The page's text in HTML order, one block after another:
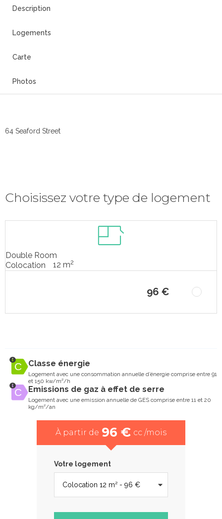
Description
Logements
Carte
Photos
64 Seaford Street
Choisissez votre type de logement
Double Room
Colocation
12 m2
96 €
Classe énergie
Logement avec une consommation annuelle d’énergie comprise entre 91
et 150 kw/m²/h
Emissions de gaz à effet de serre
Logement avec une emission annuelle de GES comprise entre 11 et 20
kg/m²/an
À partir de 96 € cc /mois
Votre logement